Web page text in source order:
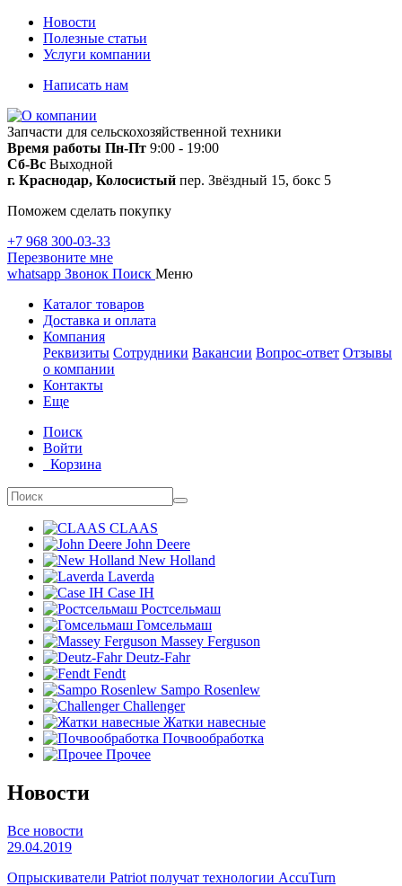
Новости
Полезные статьи
Услуги компании
Написать нам
Запчасти для сельскохозяйственной техники
Время работы Пн-Пт 9:00 - 19:00
Сб-Вс Выходной
г. Краснодар, Колосистый пер. Звёздный 15, бокс 5
Поможем сделать покупку
+7 968 300-03-33
Перезвоните мне
whatsapp Звонок Поиск Меню
Каталог товаров
Доставка и оплата
Компания
Реквизиты Сотрудники Вакансии Вопрос-ответ Отзывы
о компании
Контакты
Еще
Поиск
Войти
Корзина
CLAAS
John Deere
New Holland
Laverda
Case IH
Ростсельмаш
Гомсельмаш
Massey Ferguson
Deutz-Fahr
Fendt
Sampo Rosenlew
Challenger
Жатки навесные
Почвообработка
Прочее
Новости
Все новости
29.04.2019
Опрыскиватели Patriot получат технологии AccuTurn